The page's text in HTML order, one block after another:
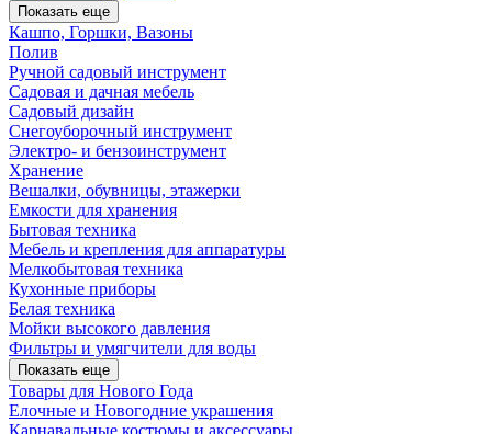
Показать еще
Кашпо, Горшки, Вазоны
Полив
Ручной садовый инструмент
Садовая и дачная мебель
Садовый дизайн
Снегоуборочный инструмент
Электро- и бензоинструмент
Хранение
Вешалки, обувницы, этажерки
Емкости для хранения
Бытовая техника
Мебель и крепления для аппаратуры
Мелкобытовая техника
Кухонные приборы
Белая техника
Мойки высокого давления
Фильтры и умягчители для воды
Показать еще
Товары для Нового Года
Елочные и Новогодние украшения
Карнавальные костюмы и аксессуары